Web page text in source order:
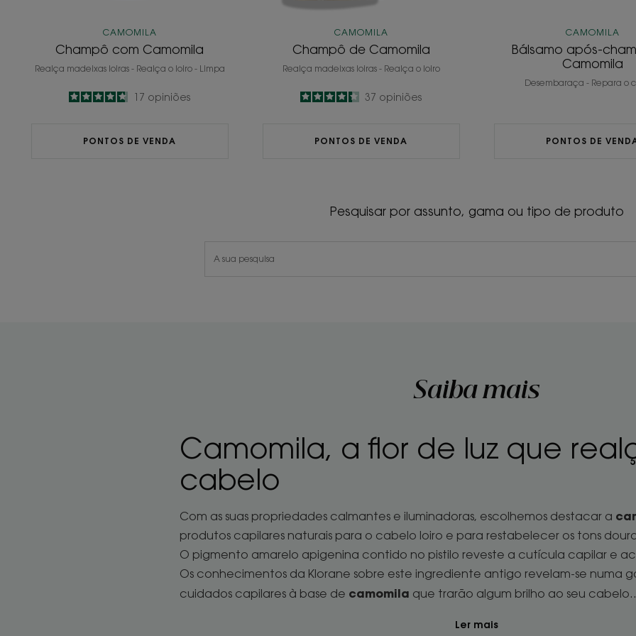
CAMOMILA
Champô com Camomila
Realça madeixas loiras - Realça o loiro - Limpa
4.8
/517 opiniões
PONTOS DE VENDA
CAMOMILA
Champô de Camomila
Realça madeixas loiras - Realça o loiro
4.3
/
5
37 opiniões
PONTOS DE VENDA
CAMOMILA
Bálsamo após-
Camomila
Desembaraça - Repara o
PONTOS DE
Pesquisar por assunto, gama ou tipo de produto
Saiba mais
Camomila, a flor de luz que
cabelo
Com as suas propriedades calmantes e iluminadoras, escolhemos destacar a
produtos capilares naturais para o cabelo loiro e para restabelecer os tons
O pigmento amarelo apigenina contido no pistilo reveste a cutícula capilar e
Os conhecimentos da Klorane sobre este ingrediente antigo revelam-se numa
cuidados capilares à base de camomila que trarão algum brilho ao seu
Ler mais